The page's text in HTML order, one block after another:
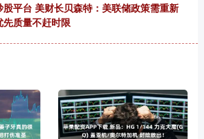
股平台 美财长贝森特：美联储政策需重新
质量不赶时限